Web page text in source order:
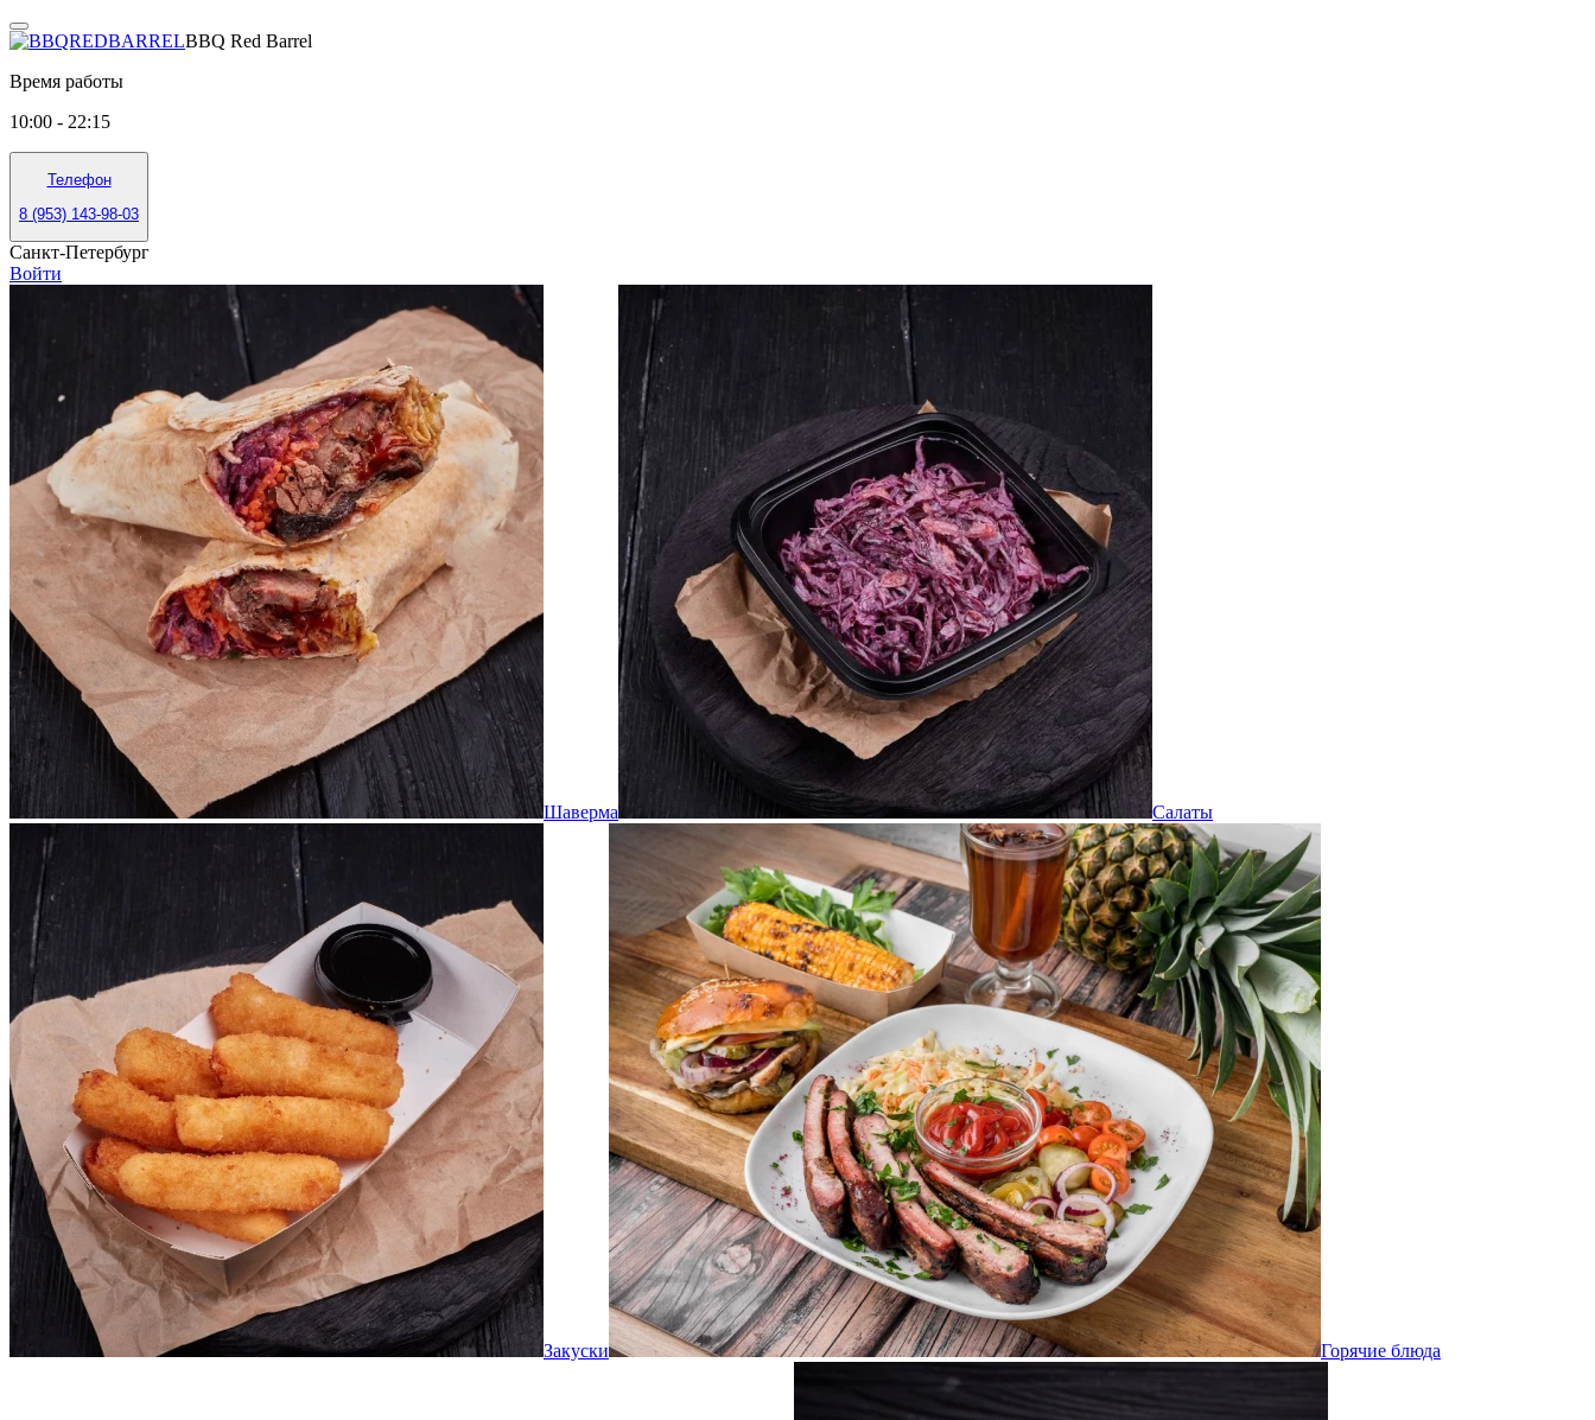
BBQ Red Barrel
Время работы
10:00 - 22:15
Телефон
8 (953) 143-98-03
Санкт-Петербург
Войти
Шаверма Салаты
Закуски Горячие блюда